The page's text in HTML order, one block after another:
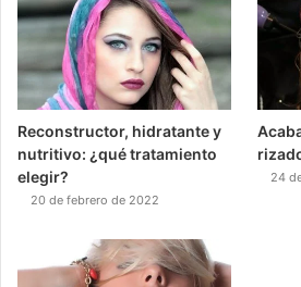
Reconstructor, hidratante y
nutritivo: ¿qué tratamiento
elegir?
20 de febrero de 2022
24